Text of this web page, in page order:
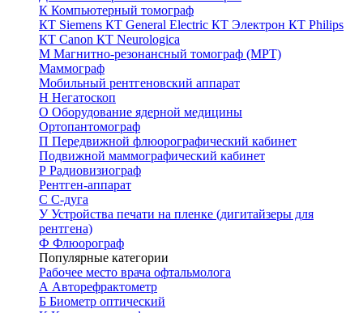
К Компьютерный томограф
КТ Siemens КТ General Electric КТ Электрон КТ Philips
КТ Canon КТ Neurologica
М Магнитно-резонансный томограф (МРТ)
Маммограф
Мобильный рентгеновский аппарат
Н Негатоскоп
О Оборудование ядерной медицины
Ортопантомограф
П Передвижной флюорографический кабинет
Подвижной маммографический кабинет
Р Радиовизиограф
Рентген-аппарат
С С-дуга
УУстройства печати на пленке (дигитайзеры для
рентгена)
Ф Флюорограф
Популярные категории
Рабочее место врача офтальмолога
А Авторефрактометр
Б Биометр оптический